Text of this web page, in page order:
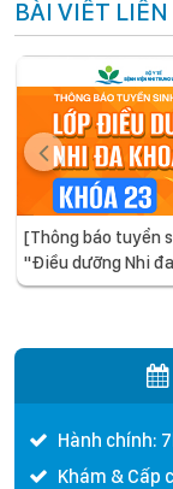
BÀI VIẾT LIÊN
[Thông báo tuyển
"Điều dưỡng Nhi
khóa 23, năm học
Hành chính:
Khám & Cấp